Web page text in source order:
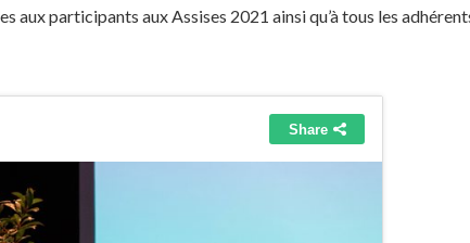
aux participants aux Assises 2021 ainsi qu’à tous les